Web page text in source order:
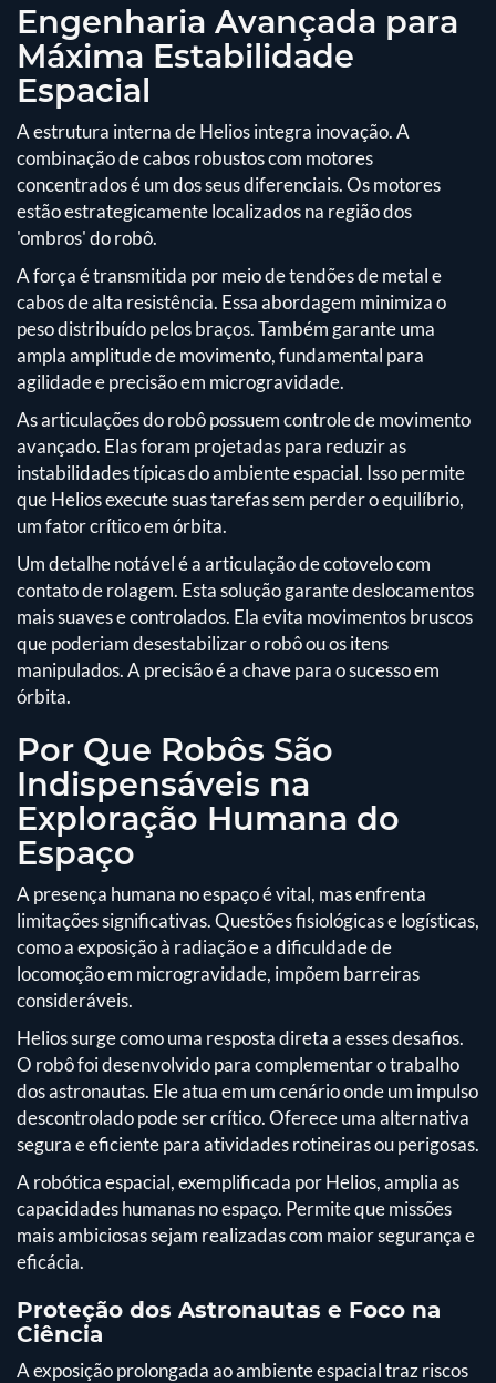
Engenharia Avançada para
Máxima Estabilidade
Espacial
A estrutura interna de Helios integra inovação. A
combinação de cabos robustos com motores
concentrados é um dos seus diferenciais. Os motores
estão estrategicamente localizados na região dos
'ombros' do robô.
A força é transmitida por meio de tendões de metal e
cabos de alta resistência. Essa abordagem minimiza o
peso distribuído pelos braços. Também garante uma
ampla amplitude de movimento, fundamental para
agilidade e precisão em microgravidade.
As articulações do robô possuem controle de movimento
avançado. Elas foram projetadas para reduzir as
instabilidades típicas do ambiente espacial. Isso permite
que Helios execute suas tarefas sem perder o equilíbrio,
um fator crítico em órbita.
Um detalhe notável é a articulação de cotovelo com
contato de rolagem. Esta solução garante deslocamentos
mais suaves e controlados. Ela evita movimentos bruscos
que poderiam desestabilizar o robô ou os itens
manipulados. A precisão é a chave para o sucesso em
órbita.
Por Que Robôs São
Indispensáveis na
Exploração Humana do
Espaço
A presença humana no espaço é vital, mas enfrenta
limitações significativas. Questões fisiológicas e logísticas,
como a exposição à radiação e a dificuldade de
locomoção em microgravidade, impõem barreiras
consideráveis.
Helios surge como uma resposta direta a esses desafios.
O robô foi desenvolvido para complementar o trabalho
dos astronautas. Ele atua em um cenário onde um impulso
descontrolado pode ser crítico. Oferece uma alternativa
segura e eficiente para atividades rotineiras ou perigosas.
A robótica espacial, exemplificada por Helios, amplia as
capacidades humanas no espaço. Permite que missões
mais ambiciosas sejam realizadas com maior segurança e
eficácia.
Proteção dos Astronautas e Foco na
Ciência
A exposição prolongada ao ambiente espacial traz riscos